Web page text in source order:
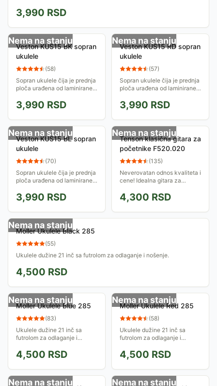
3,990 RSD
Nema na stanju
Veston KUS15 BK sopran
ukulele
(58)
Sopran ukulele čija je prednja
ploča urađena od laminirane
stranice. Fingerboard je od
javora. Idealan instrument
za...
3,990 RSD
Nema na stanju
Veston KUS15 RD sopran
ukulele
(57)
Sopran ukulele čija je prednja
ploča urađena od laminirane
stranice. Fingerboard je od
javora. Idealan instrument
za...
3,990 RSD
Nema na stanju
Veston KUS15 BL sopran
ukulele
(70)
Sopran ukulele čija je prednja
ploča urađena od laminirane
stranice. Fingerboard je od
javora. Idealan instrument
za...
3,990 RSD
Nema na stanju
Tenson klasična gitara za
početnike F520.020
(135)
Neverovatan odnos kvaliteta i
cene! Idealna gitara za
deci 7 - 9 godina koja ulaze u
čudesni svet muziciranja ...
4,300 RSD
Nema na stanju
Moller Ukulele Black 285
(55)
Ukulele dužine 21 inč sa futrolom za odlaganje i nošenje.
4,500 RSD
Nema na stanju
Moller Ukulele Blue 285
(83)
Ukulele dužine 21 inč sa
futrolom za odlaganje i
4,500 RSD
Nema na stanju
Moller Ukulele Red 285
(58)
Ukulele dužine 21 inč sa
futrolom za odlaganje i
4,500 RSD
Nema na stanju Nema na stanju